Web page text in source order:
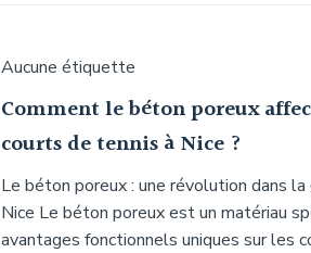
Aucune étiquette
Comment le béton poreux
courts de tennis à Nice ?
Le béton poreux : une révolution dans
Nice Le béton poreux est un matériau
avantages fonctionnels uniques sur les